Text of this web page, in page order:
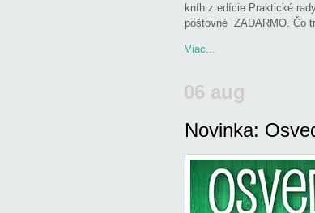
kníh z edície Praktické
poštovné ZADARMO. Čo
Viac...
06 aug
Odoslaladmin vDucsay
Hronský Štefan,Hrubík
Komentáre vypnuténa
Novinka: